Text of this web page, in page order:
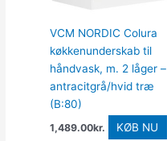
VCM NORDIC Colura
køkkenunderskab til
håndvask, m. 2 låger –
antracitgrå/hvid træ
(B:80)
1,489.00kr. KØB NU